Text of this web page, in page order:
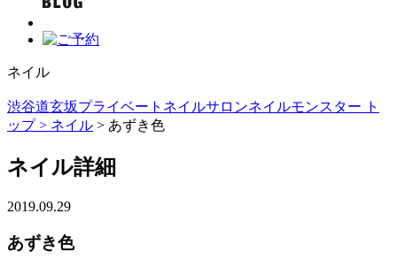
ネイル
渋谷道玄坂プライベートネイルサロンネイルモンスター ト
ップ > ネイル > あずき色
ネイル詳細
2019.09.29
あずき色